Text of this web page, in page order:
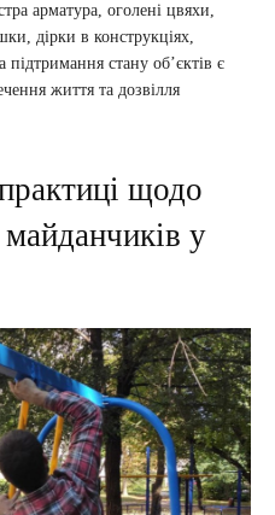
арматура, оголені цвяхи,
дірки в конструкціях,
стану об’єктів є
життя та дозвілля
щодо
у